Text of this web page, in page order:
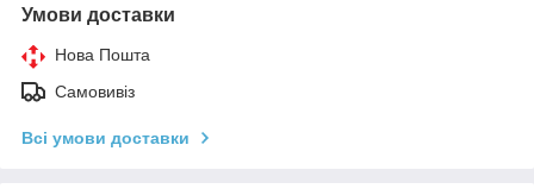
Умови доставки
Нова Пошта
Самовивіз
Всі умови доставки